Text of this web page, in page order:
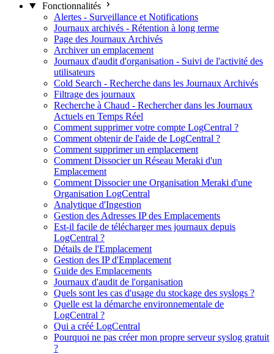
Fonctionnalités
Alertes - Surveillance et Notifications
Journaux archivés - Rétention à long terme
Page des Journaux Archivés
Archiver un emplacement
Journaux d'audit d'organisation - Suivi de l'activité des
utilisateurs
Cold Search - Recherche dans les Journaux Archivés
Filtrage des journaux
Recherche à Chaud - Rechercher dans les Journaux
Actuels en Temps Réel
Comment supprimer votre compte LogCentral ?
Comment obtenir de l'aide de LogCentral ?
Comment supprimer un emplacement
Comment Dissocier un Réseau Meraki d'un
Emplacement
Comment Dissocier une Organisation Meraki d'une
Organisation LogCentral
Analytique d'Ingestion
Gestion des Adresses IP des Emplacements
Est-il facile de télécharger mes journaux depuis
LogCentral ?
Détails de l'Emplacement
Gestion des IP d'Emplacement
Guide des Emplacements
Journaux d'audit de l'organisation
Quels sont les cas d'usage du stockage des syslogs ?
Quelle est la démarche environnementale de
LogCentral ?
Qui a créé LogCentral
Pourquoi ne pas créer mon propre serveur syslog gratuit
?